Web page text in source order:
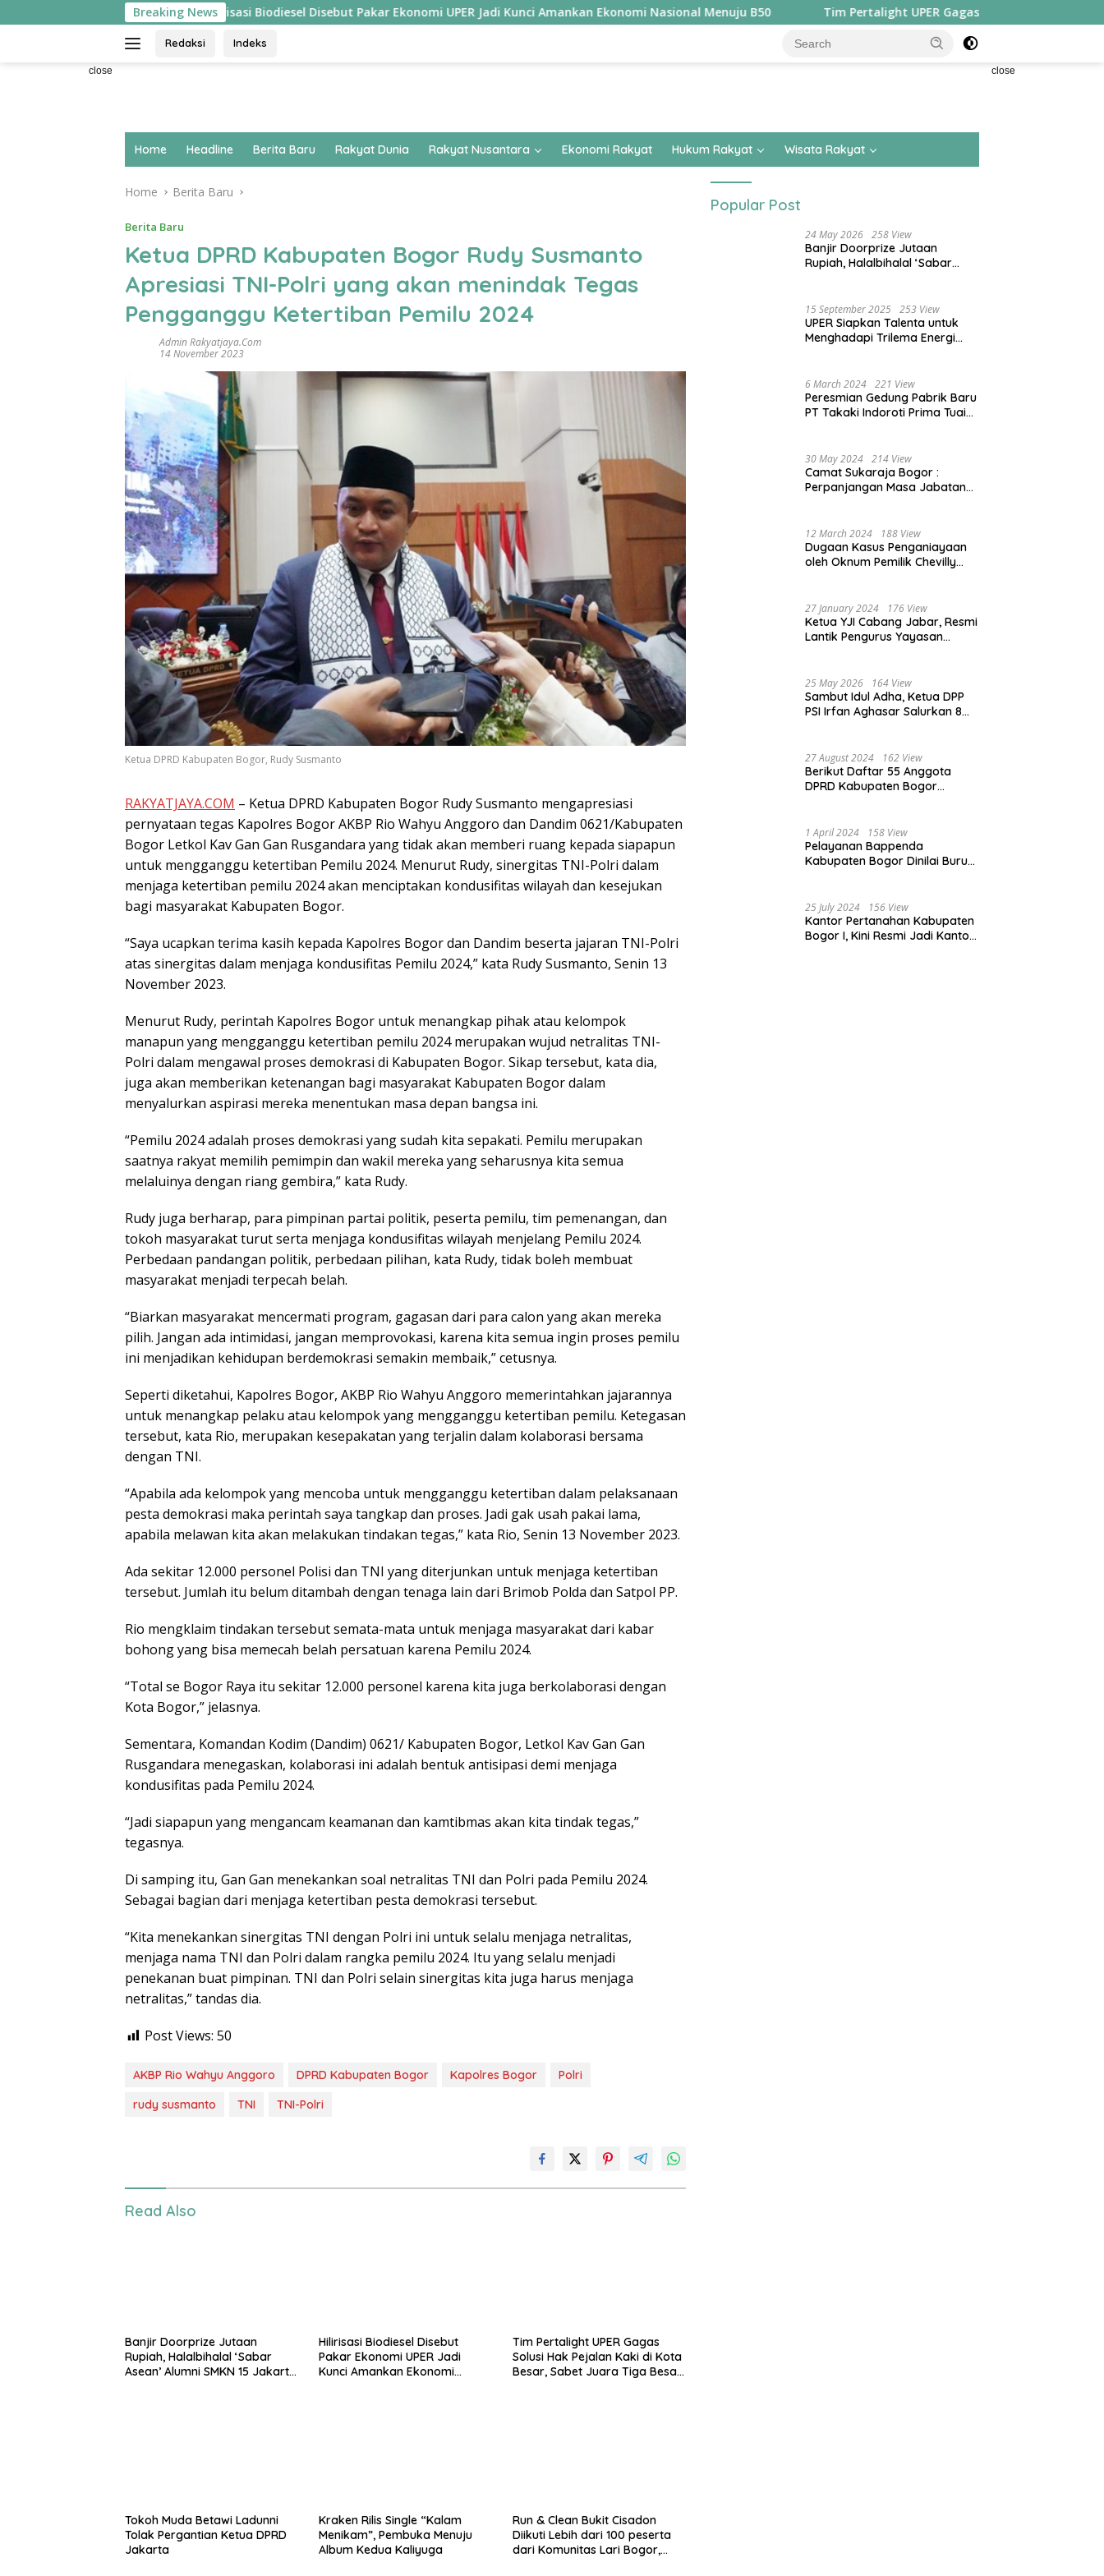
to
Breaking News
Hilirisasi Biodiesel Disebut Pakar Ekonomi UPER Jadi Kunci Amankan Ekonomi Nasional Menuju B50 Tim Pertalight UPER Gagas Solusi Hak Pejalan Kaki di Kota
Redaksi Indeks
close close
Home Headline Berita Baru Rakyat Dunia Rakyat Nusantara Ekonomi Rakyat Hukum Rakyat Wisata Rakyat
Home Berita Baru
Berita Baru
Ketua DPRD Kabupaten Bogor Rudy Susmanto
Apresiasi TNI-Polri yang akan menindak Tegas
Pengganggu Ketertiban Pemilu 2024
Admin Rakyatjaya.com
14 November 2023
Ketua DPRD Kabupaten Bogor, Rudy Susmanto
RAKYATJAYA.COM – Ketua DPRD Kabupaten Bogor Rudy Susmanto mengapresiasi
pernyataan tegas Kapolres Bogor AKBP Rio Wahyu Anggoro dan Dandim 0621/Kabupaten
Bogor Letkol Kav Gan Gan Rusgandara yang tidak akan memberi ruang kepada siapapun
untuk mengganggu ketertiban Pemilu 2024. Menurut Rudy, sinergitas TNI-Polri dalam
menjaga ketertiban pemilu 2024 akan menciptakan kondusifitas wilayah dan kesejukan
bagi masyarakat Kabupaten Bogor.
“Saya ucapkan terima kasih kepada Kapolres Bogor dan Dandim beserta jajaran TNI-Polri
atas sinergitas dalam menjaga kondusifitas Pemilu 2024,” kata Rudy Susmanto, Senin 13
November 2023.
Menurut Rudy, perintah Kapolres Bogor untuk menangkap pihak atau kelompok
manapun yang mengganggu ketertiban pemilu 2024 merupakan wujud netralitas TNI-
Polri dalam mengawal proses demokrasi di Kabupaten Bogor. Sikap tersebut, kata dia,
juga akan memberikan ketenangan bagi masyarakat Kabupaten Bogor dalam
menyalurkan aspirasi mereka menentukan masa depan bangsa ini.
“Pemilu 2024 adalah proses demokrasi yang sudah kita sepakati. Pemilu merupakan
saatnya rakyat memilih pemimpin dan wakil mereka yang seharusnya kita semua
melaluinya dengan riang gembira,” kata Rudy.
Rudy juga berharap, para pimpinan partai politik, peserta pemilu, tim pemenangan, dan
tokoh masyarakat turut serta menjaga kondusifitas wilayah menjelang Pemilu 2024.
Perbedaan pandangan politik, perbedaan pilihan, kata Rudy, tidak boleh membuat
masyarakat menjadi terpecah belah.
“Biarkan masyarakat mencermati program, gagasan dari para calon yang akan mereka
pilih. Jangan ada intimidasi, jangan memprovokasi, karena kita semua ingin proses pemilu
ini menjadikan kehidupan berdemokrasi semakin membaik,” cetusnya.
Seperti diketahui, Kapolres Bogor, AKBP Rio Wahyu Anggoro memerintahkan jajarannya
untuk menangkap pelaku atau kelompok yang mengganggu ketertiban pemilu. Ketegasan
tersebut, kata Rio, merupakan kesepakatan yang terjalin dalam kolaborasi bersama
dengan TNI.
“Apabila ada kelompok yang mencoba untuk mengganggu ketertiban dalam pelaksanaan
pesta demokrasi maka perintah saya tangkap dan proses. Jadi gak usah pakai lama,
apabila melawan kita akan melakukan tindakan tegas,” kata Rio, Senin 13 November 2023.
Ada sekitar 12.000 personel Polisi dan TNI yang diterjunkan untuk menjaga ketertiban
tersebut. Jumlah itu belum ditambah dengan tenaga lain dari Brimob Polda dan Satpol PP.
Rio mengklaim tindakan tersebut semata-mata untuk menjaga masyarakat dari kabar
bohong yang bisa memecah belah persatuan karena Pemilu 2024.
“Total se Bogor Raya itu sekitar 12.000 personel karena kita juga berkolaborasi dengan
Kota Bogor,” jelasnya.
Sementara, Komandan Kodim (Dandim) 0621/ Kabupaten Bogor, Letkol Kav Gan Gan
Rusgandara menegaskan, kolaborasi ini adalah bentuk antisipasi demi menjaga
kondusifitas pada Pemilu 2024.
“Jadi siapapun yang mengancam keamanan dan kamtibmas akan kita tindak tegas,”
tegasnya.
Di samping itu, Gan Gan menekankan soal netralitas TNI dan Polri pada Pemilu 2024.
Sebagai bagian dari menjaga ketertiban pesta demokrasi tersebut.
“Kita menekankan sinergitas TNI dengan Polri ini untuk selalu menjaga netralitas,
menjaga nama TNI dan Polri dalam rangka pemilu 2024. Itu yang selalu menjadi
penekanan buat pimpinan. TNI dan Polri selain sinergitas kita juga harus menjaga
netralitas,” tandas dia.
Post Views: 50
AKBP Rio Wahyu Anggoro DPRD Kabupaten Bogor Kapolres Bogor
Polri
rudy susmanto
TNI TNI-Polri
Read Also
Banjir Doorprize Jutaan
Rupiah, Halalbihalal ‘Sabar
Asean’ Alumni SMKN 15 Jakarta
Hilirisasi Biodiesel Disebut
Pakar Ekonomi UPER Jadi
Kunci Amankan Ekonomi
Tim Pertalight UPER Gagas
Solusi Hak Pejalan Kaki di Kota
Besar, Sabet Juara Tiga Besar
Tokoh Muda Betawi Ladunni
Tolak Pergantian Ketua DPRD
Jakarta
Kraken Rilis Single “Kalam
Menikam”, Pembuka Menuju
Album Kedua Kaliyuga
Run & Clean Bukit Cisadon
Diikuti Lebih dari 100 peserta
dari Komunitas Lari Bogor,
Popular Post
24 May 2026 258 View
Banjir Doorprize Jutaan
Rupiah, Halalbihalal ‘Sabar
15 September 2025 253 View
UPER Siapkan Talenta untuk
Menghadapi Trilema Energi
Beasiswa 30% di 2025
6 March 2024 221 View
Peresmian Gedung Pabrik Baru
PT Takaki Indoroti Prima Tuai
30 May 2024 214 View
Camat Sukaraja Bogor :
Perpanjangan Masa Jabatan
yang Besar
12 March 2024 188 View
Dugaan Kasus Penganiayaan
oleh Oknum Pemilik Chevilly
Berakhir Damai
27 January 2024 176 View
Ketua YJI Cabang Jabar, Resmi
Lantik Pengurus Yayasan
25 May 2026 164 View
Sambut Idul Adha, Ketua DPP
PSI Irfan Aghasar Salurkan 8
27 August 2024 162 View
Berikut Daftar 55 Anggota
DPRD Kabupaten Bogor
1 April 2024 158 View
Pelayanan Bappenda
Kabupaten Bogor Dinilai Buruk,
25 July 2024 156 View
Kantor Pertanahan Kabupaten
Bogor I, Kini Resmi Jadi Kantor